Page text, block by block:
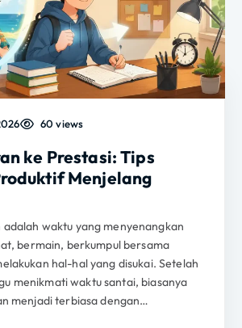
60 views
ke Prestasi: Tips
Menjelang
adalah waktu yang menyenangkan
bermain, berkumpul bersama
hal-hal yang disukai. Setelah
menikmati waktu santai, biasanya
menjadi terbiasa dengan…